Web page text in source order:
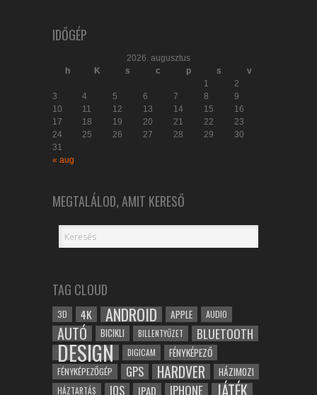
IDŐGÉP
2026. augusztus
h
K s c p s
v
1
2
3
4 5 6 7 8
9
10
11 12 13 14 15
16
17
18 19 20 21 22
23
24
25 26 27 28 29
30
31
« aug
MEGTALÁLOD, AMIT KERESŐ
TAG CLOUD
3D 4K ANDROID APPLE AUDIO
AUTÓ BICIKLI BILLENTYŰZET BLUETOOTH
DESIGN DIGICAM FÉNYKÉPEZŐ
FÉNYKÉPEZŐGÉP GPS HARDVER HÁZIMOZI
HÁZTARTÁS IOS IPAD IPHONE JÁTÉK